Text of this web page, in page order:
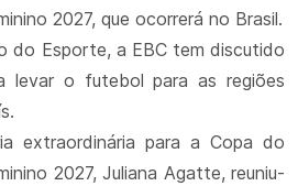
2027, que ocorrerá no Brasil.
do Esporte, a EBC tem discutido
levar o futebol para as regiões
extraordinária para a Copa do
2027, Juliana Agatte, reuniu-